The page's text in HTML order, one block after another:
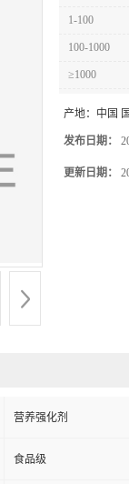
1-100
100-1000
≥1000
产地： 中国
发布日期：
更新日期：
营养强化剂
食品级